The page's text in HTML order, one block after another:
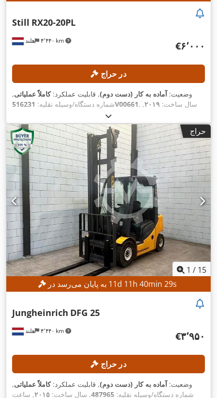
هلند ۴٬۴۴۰ km
Still RX20-20PL
‎€۶٬۰۰۰
در حراج
وضعیت: آماده به کار (دست دوم), قابلیت عملکرد:کاملاً عملیاتی,
شماره دستگاه/وسیله نقلیه:516231V00661 , سال ساخت: ۲۰۱۹,
, ارتفاع
بالابری:۷٬۹۶۰ میلی‌متر , برداشت آزاد:۲٬۷۱۰ میلی‌متر
, نوع سوخت:
برقی, نوع دکل:تریپلکس, طول شاخک‌ها:۱٬۲۰۰ میلی‌متر , حراج
1 / 15
11d 11h 40min 27s
هلند ۴٬۴۴۰ km
Jungheinrich DFG 25
‎€۳٬۹۵۰
در حراج
وضعیت:آماده به کار (دست دوم), قابلیت عملکرد:کاملاً عملیاتی,
شماره دستگاه/وسیله نقلیه: 487965, سال ساخت: ۲۰۱۵, ساعت